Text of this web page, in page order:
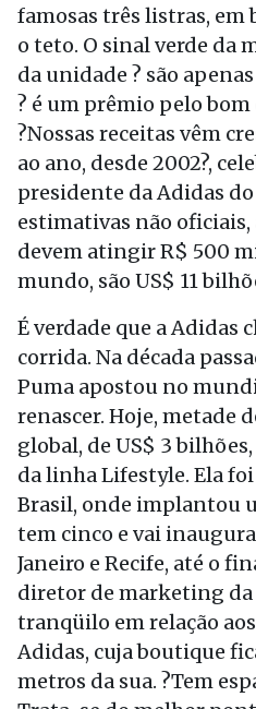
famosas três listras, em
o teto. O sinal verde da
da unidade ? são
? é um prêmio pelo
?Nossas receitas vêm
ao ano, desde 2002?,
presidente da Adidas
estimativas não oficiais,
devem atingir R$ 500
mundo, são US$ 11
É verdade que a Adidas
corrida. Na década
Puma apostou no
renascer. Hoje, metade
global, de US$ 3
da linha Lifestyle. Ela
Brasil, onde implantou
tem cinco e vai
Janeiro e Recife, até o
diretor de marketing da
tranqüilo em relação
Adidas, cuja boutique
metros da sua. ?Tem